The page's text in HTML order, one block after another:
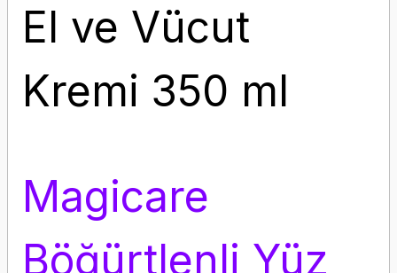
El ve Vücut
Kremi 350 ml
Magicare
Böğürtlenli Yüz